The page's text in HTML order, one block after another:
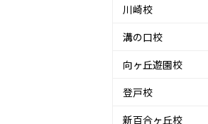
川崎校
溝の口校
向ヶ丘遊園校
登戸校
新百合ヶ丘校